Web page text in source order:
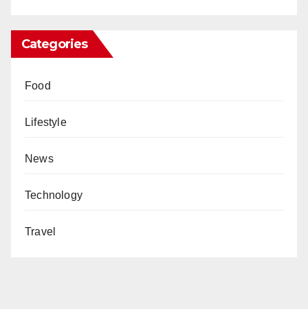
Categories
Food
Lifestyle
News
Technology
Travel